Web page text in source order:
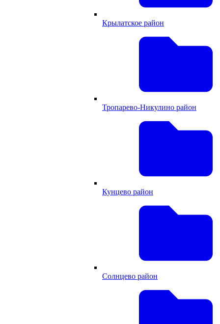
Крылатское район
Тропарево-Никулино район
Кунцево район
Солнцево район